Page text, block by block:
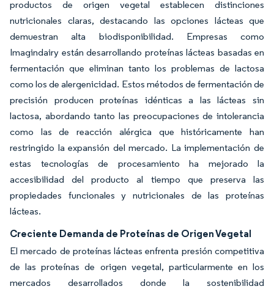
productos de origen vegetal establecen distinciones
nutricionales claras, destacando las opciones lácteas que
demuestran alta biodisponibilidad. Empresas como
Imagindairy están desarrollando proteínas lácteas basadas en
fermentación que eliminan tanto los problemas de lactosa
como los de alergenicidad. Estos métodos de fermentación de
precisión producen proteínas idénticas a las lácteas sin
lactosa, abordando tanto las preocupaciones de intolerancia
como las de reacción alérgica que históricamente han
restringido la expansión del mercado. La implementación de
estas tecnologías de procesamiento ha mejorado la
accesibilidad del producto al tiempo que preserva las
propiedades funcionales y nutricionales de las proteínas
lácteas.
Creciente Demanda de Proteínas de Origen Vegetal
El mercado de proteínas lácteas enfrenta presión competitiva
de las proteínas de origen vegetal, particularmente en los
mercados desarrollados donde la sostenibilidad